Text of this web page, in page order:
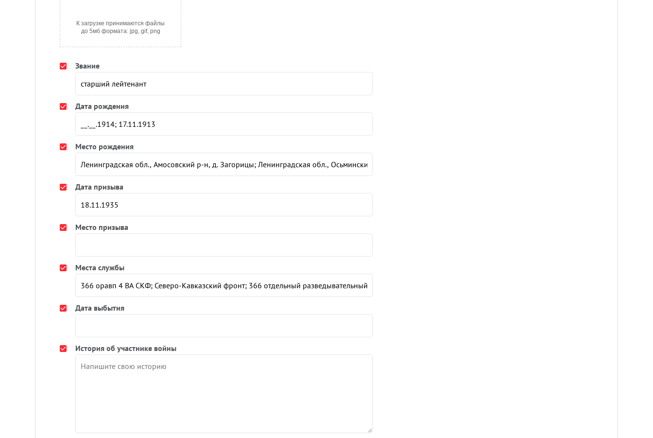
К загрузке принимаются файлы
до 5мб формата: jpg, gif, png
Звание
Дата рождения
Место рождения
Дата призыва
Место призыва
Места службы
Дата выбытия
История об участнике войны